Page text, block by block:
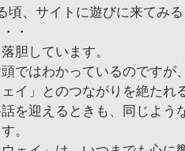
頃、サイトに遊びに来てみ
・
胆しています。
ではわかっているのですが
ェイ」とのつながりを絶たれ
を迎えるときも、同じよう
。